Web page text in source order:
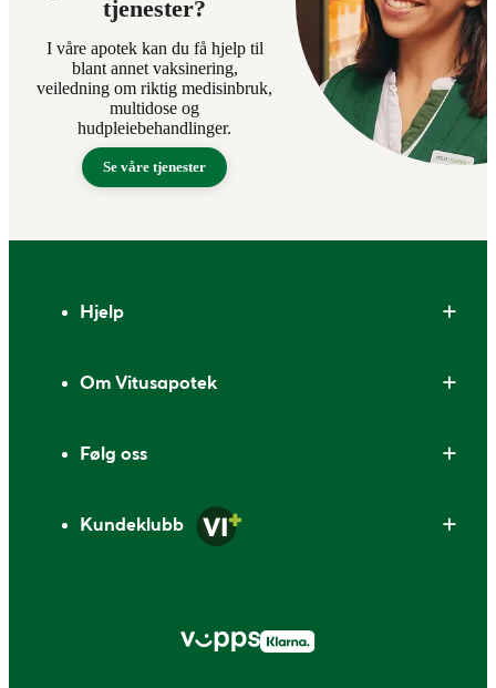
tjenester?
I våre apotek kan du få hjelp til
blant annet vaksinering,
veiledning om riktig medisinbruk,
multidose og
hudpleiebehandlinger.
Se våre tjenester
Hjelp
Om Vitusapotek
Følg oss
Kundeklubb